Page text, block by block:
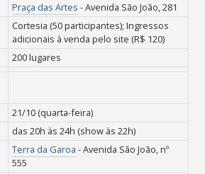
Praça das Artes - Avenida São João, 281
Cortesia (50 participantes);Ingressos
adicionais à venda pelo site (R$ 120)
200 lugares
21/10 (quarta-feira)
das 20h às 24h (show às 22h)
Terra da Garoa -Avenida São João, nº
555